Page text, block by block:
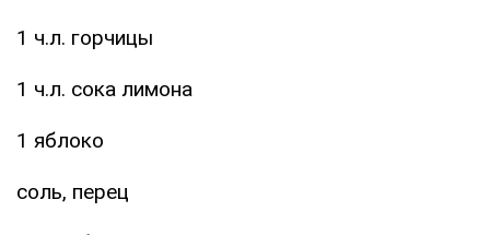
1 ч.л. горчицы
1 ч.л. сока лимона
1 яблоко
соль, перец